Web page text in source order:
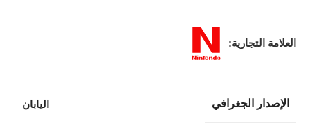
العلامة التجارية:
الإصدار الجغرافي اليابان